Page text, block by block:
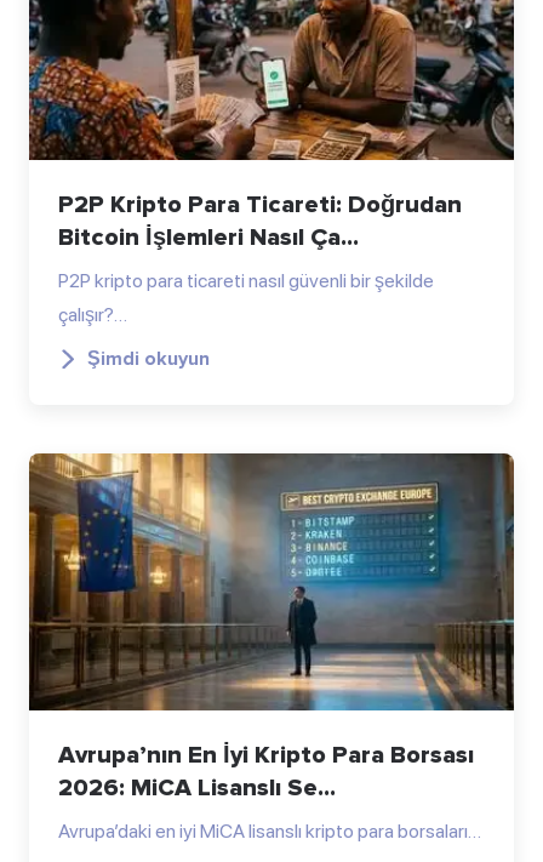
P2P Kripto Para Ticareti: Doğrudan
Bitcoin İşlemleri Nasıl Ça...
P2P kripto para ticareti nasıl güvenli bir şekilde
çalışır?…
Şimdi okuyun
Avrupa’nın En İyi Kripto Para Borsası
2026: MiCA Lisanslı Se...
Avrupa’daki en iyi MiCA lisanslı kripto para borsaları…